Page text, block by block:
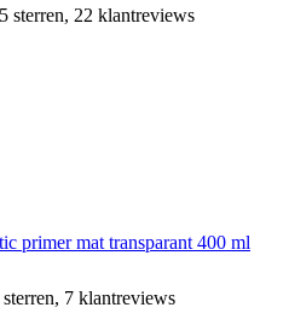
sterren, 22 klantreviews
primer mat transparant 400 ml
7 klantreviews